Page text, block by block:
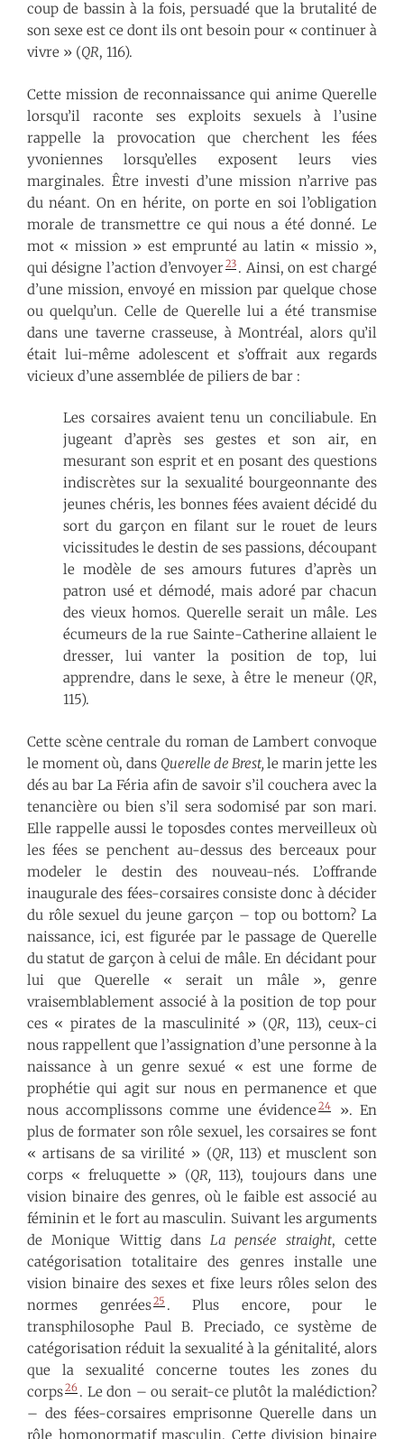
coup de bassin à la fois, persuadé que la brutalité de
son sexe est ce dont ils ont besoin pour « continuer à
vivre » (QR, 116).
Cette mission de reconnaissance qui anime Querelle
lorsqu’il raconte ses exploits sexuels à l’usine
rappelle la provocation que cherchent les fées
yvoniennes lorsqu’elles exposent leurs vies
marginales. Être investi d’une mission n’arrive pas
du néant. On en hérite, on porte en soi l’obligation
morale de transmettre ce qui nous a été donné. Le
mot « mission » est emprunté au latin « missio »,
qui désigne l’action d’envoyer23 . Ainsi, on est chargé
d’une mission, envoyé en mission par quelque chose
ou quelqu’un. Celle de Querelle lui a été transmise
dans une taverne crasseuse, à Montréal, alors qu’il
était lui-même adolescent et s’offrait aux regards
vicieux d’une assemblée de piliers de bar :
Les corsaires avaient tenu un conciliabule. En
jugeant d’après ses gestes et son air, en
mesurant son esprit et en posant des questions
indiscrètes sur la sexualité bourgeonnante des
jeunes chéris, les bonnes fées avaient décidé du
sort du garçon en filant sur le rouet de leurs
vicissitudes le destin de ses passions, découpant
le modèle de ses amours futures d’après un
patron usé et démodé, mais adoré par chacun
des vieux homos. Querelle serait un mâle. Les
écumeurs de la rue Sainte-Catherine allaient le
dresser, lui vanter la position de top, lui
apprendre, dans le sexe, à être le meneur (QR,
115).
Cette scène centrale du roman de Lambert convoque
le moment où, dans Querelle de Brest, le marin jette les
dés au bar La Féria afin de savoir s’il couchera avec la
tenancière ou bien s’il sera sodomisé par son mari.
Elle rappelle aussi le toposdes contes merveilleux où
les fées se penchent au-dessus des berceaux pour
modeler le destin des nouveau-nés. L’offrande
inaugurale des fées-corsaires consiste donc à décider
du rôle sexuel du jeune garçon – top ou bottom? La
naissance, ici, est figurée par le passage de Querelle
du statut de garçon à celui de mâle. En décidant pour
lui que Querelle « serait un mâle », genre
vraisemblablement associé à la position de top pour
ces « pirates de la masculinité » (QR, 113), ceux-ci
nous rappellent que l’assignation d’une personne à la
naissance à un genre sexué « est une forme de
prophétie qui agit sur nous en permanence et que
nous accomplissons comme une évidence24
». En
plus de formater son rôle sexuel, les corsaires se font
« artisans de sa virilité » (QR, 113) et musclent son
corps « freluquette » (QR, 113), toujours dans une
vision binaire des genres, où le faible est associé au
féminin et le fort au masculin. Suivant les arguments
de Monique Wittig dans La pensée straight, cette
catégorisation totalitaire des genres installe une
vision binaire des sexes et fixe leurs rôles selon des
normes genrées25 . Plus encore, pour le
transphilosophe Paul B. Preciado, ce système de
catégorisation réduit la sexualité à la génitalité, alors
que la sexualité concerne toutes les zones du
corps26 . Le don – ou serait-ce plutôt la malédiction?
– des fées-corsaires emprisonne Querelle dans un
rôle homonormatif masculin. Cette division binaire